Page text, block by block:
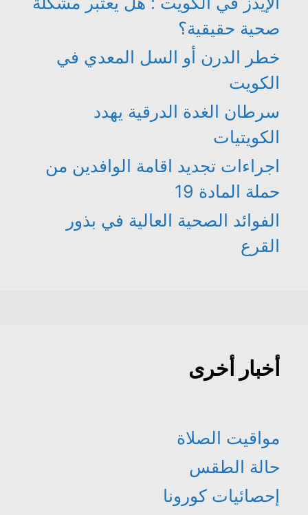
صحية حقيقية؟
خطر الدرن أو السل المعدي في
الكويت
سرطان الغدة الدرقية يهدد
الكويتيات
اجراءات تجديد اقامة الوافدين من
حملة المادة 19
الفوائد الصحية العالية في بذور
القرع
أخبار أخرى
مواقيت الصلاة
حالة الطقس
إحصائيات كورونا